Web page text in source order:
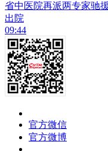
省中医院再派两专家驰
出院
09:44
官方微信
官方微博